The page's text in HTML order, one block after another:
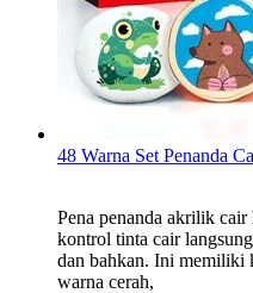
48 Warna Set Penanda
Pena penanda akrilik
kontrol tinta cair
dan bahkan. Ini memiliki
warna cerah,